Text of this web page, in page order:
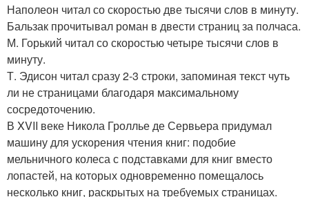
Наполеон читал со скоростью две тысячи слов в минуту.
Бальзак прочитывал роман в двести страниц за полчаса.
М. Горький читал со скоростью четыре тысячи слов в
минуту.
Т. Эдисон читал сразу 2-3 строки, запоминая текст чуть
ли не страницами благодаря максимальному
сосредоточению.
В XVII веке Никола Гроллье де Сервьера придумал
машину для ускорения чтения книг: подобие
мельничного колеса с подставками для книг вместо
лопастей, на которых одновременно помещалось
несколько книг, раскрытых на требуемых страницах.